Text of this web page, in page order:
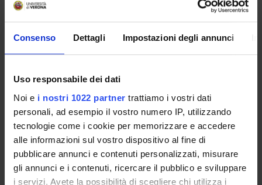
Consenso Dettagli Impostazioni degli annunci
Uso responsabile dei dati
Noi e i nostri 1022 partner trattiamo i vostri dati
personali, ad esempio il vostro numero IP, utilizzando
tecnologie come i cookie per memorizzare e accedere
alle informazioni sul vostro dispositivo al fine di
pubblicare annunci e contenuti personalizzati, misurare
gli annunci e i contenuti, ricercare il pubblico e sviluppare
i servizi. Avete la possibilità di scegliere chi utilizza i
YEAR
NUMBER
2019 1
Contacts
People
Places
Calendar